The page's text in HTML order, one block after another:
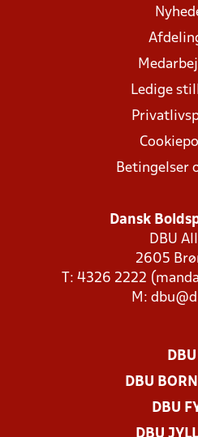
Ledige
Betingelser
Dansk
DBU
2605
T: 4326 2222
M:
DBU
DBU
DBU